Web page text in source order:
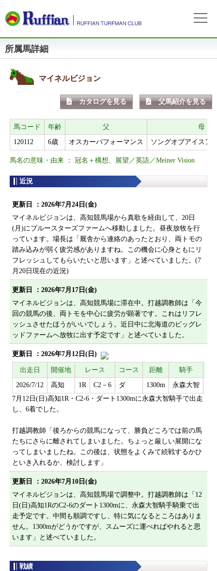
所属馬詳細
マイネルビジョン
カタログを見る 父馬紹介を見る
馬コード 年齢 父 母
120112 6歳 オスカーパフォーマンス ソングオブアイスア
馬名の意味・由来 ： 冠名＋構想、展望／英語／Meiner Vision
近況
更新日 ： 2026年7月24日(金)
マイネルビジョンは、高知競馬場から真歌を経由して、20日
(月)にブルースターズファームへ移動しました。昼夜放牧を行
っています。場長は「厩舎から連絡のあったとおり、両トモの
踏み込みが弱く疲労感がありますね。この機会に心身ともにリ
フレッシュしてもらいたいと思います」と述べていました。(7
月20日現在の近況)
更新日 ： 2026年7月17日(金)
マイネルビジョンは、高知競馬場に滞在中。打越調教師は「今
回の競馬の後、両トモを中心に疲労が顕著です。これはリフレ
ッシュさせたほうがいいでしょう。近日中に北海道のビッグレ
ッドファームへ放牧に出す予定です」と述べていました。
更新日 ： 2026年7月12日(日)
出走日 開催地 レース コース 距離 騎手
2026/7/12 高知 1R C2－6 ダ 1300m 永森大智
7月12日(日)高知1R・C2-6・ダート1300mに永森大智騎手で出走
し、6着でした。
打越調教師「後ろからの競馬になって、勝負どころでは前の馬
たちにさらに離されてしまいました。ちょっと厳しい展開にな
ってしまいましたね。この後は、状態をよくみて続戦するかひ
といき入れるか、検討します」
更新日 ： 2026年7月10日(金)
マイネルビジョンは、高知競馬場で調整中。打越調教師は「12
日(日)高知1RのC2-6のダート1300mに、永森大智騎手騎乗で出
走予定です。中間も順調ですし、特に気になるところはありま
せん。1300mがどうかですが、スムーズに運べればやれると思
います」と述べていました。
戦績
会員サービスとイベント
お申込方法
費用と分配等
クラブ規約
募集馬ラインナップ
募集馬情報一覧
出走情報
出走結果
所属馬情報
所属馬一覧
リンク集
プライバシーポリシー
サイトマップ
ログイン
自動ログイン パスワードをお忘れの方